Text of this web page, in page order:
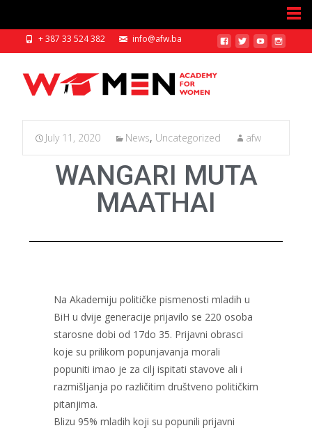
+ 387 33 524 382 info@afw.ba
July 11, 2020 News, Uncategorized afw
WANGARI MUTA
MAATHAI
Na Akademiju političke pismenosti mladih u
BiH u dvije generacije prijavilo se 220 osoba
starosne dobi od 17do 35. Prijavni obrasci
koje su prilikom popunjavanja morali
popuniti imao je za cilj ispitati stavove ali i
razmišljanja po različitim društveno političkim
pitanjima.
Blizu 95% mladih koji su popunili prijavni